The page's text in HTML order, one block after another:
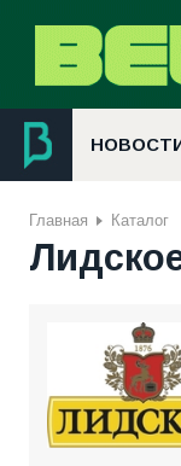
Главная Каталог